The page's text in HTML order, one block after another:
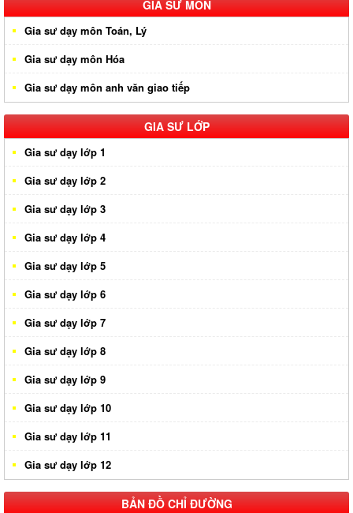
Gia sư huyện Cần Giờ
Gia sư huyên Bình Chánh
Gia sư huyện Nhà Bè
Gia sư huyện Củ Chi
GIA SƯ MÔN
Gia sư dạy môn Toán, Lý
Gia sư dạy môn Hóa
Gia sư dạy môn anh văn giao tiếp
GIA SƯ LỚP
Gia sư dạy lớp 1
Gia sư dạy lớp 2
Gia sư dạy lớp 3
Gia sư dạy lớp 4
Gia sư dạy lớp 5
Gia sư dạy lớp 6
Gia sư dạy lớp 7
Gia sư dạy lớp 8
Gia sư dạy lớp 9
Gia sư dạy lớp 10
Gia sư dạy lớp 11
Gia sư dạy lớp 12
BẢN ĐỒ CHỈ ĐƯỜNG